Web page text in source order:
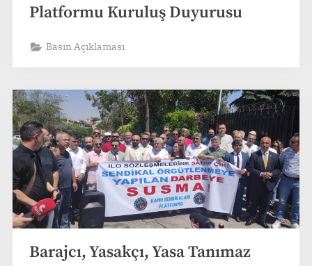
Platformu Kuruluş Duyurusu
Basın Açıklaması
Barajcı, Yasakçı, Yasa Tanımaz